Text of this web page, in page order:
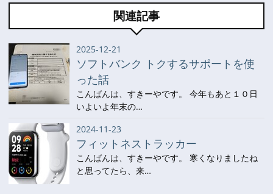
関連記事
2025-12-21
ソフトバンク トクするサポートを使
った話
こんばんは、すきーやです。 今年もあと１０日
いよいよ年末の…
2024-11-23
フィットネストラッカー
こんばんは、すきーやです。 寒くなりましたね
と思ってたら、来…